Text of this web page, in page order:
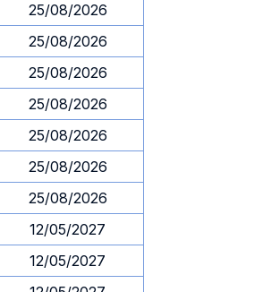
25/08/2026
25/08/2026
25/08/2026
25/08/2026
25/08/2026
25/08/2026
25/08/2026
12/05/2027
12/05/2027